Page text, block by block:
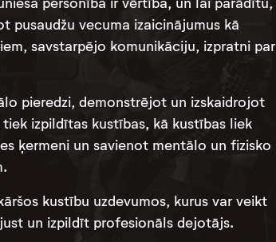
pusaudžu vecuma izaicinājumus kā
savstarpējo komunikāciju, izpratni par
pieredzi, demonstrējot un izskaidrojot
izpildītas kustības, kā kustības liek
ķermeni un savienot mentālo un fizisko
kustību uzdevumos, kurus var veikt
un izpildīt profesionāls dejotājs.